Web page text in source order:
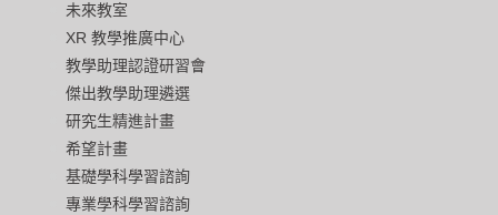
未來教室
XR 教學推廣中心
教學助理認證研習會
傑出教學助理遴選
研究生精進計畫
希望計畫
基礎學科學習諮詢
專業學科學習諮詢